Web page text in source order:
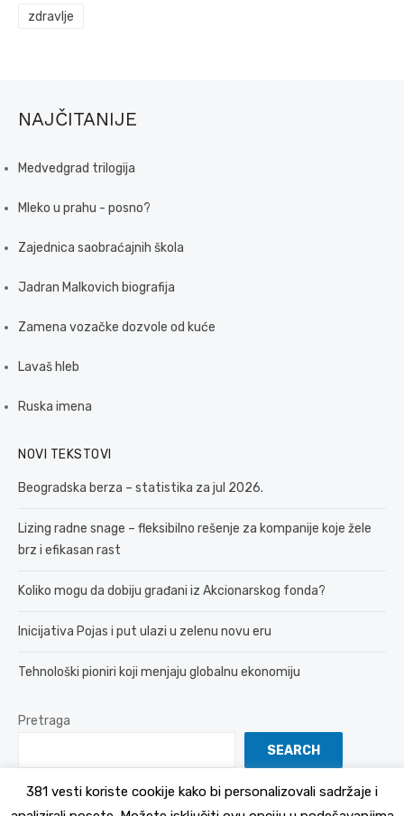
zdravlje
NAJČITANIJE
Medvedgrad trilogija
Mleko u prahu - posno?
Zajednica saobraćajnih škola
Jadran Malkovich biografija
Zamena vozačke dozvole od kuće
Lavaš hleb
Ruska imena
NOVI TEKSTOVI
Beogradska berza – statistika za jul 2026.
Lizing radne snage – fleksibilno rešenje za kompanije koje žele
brz i efikasan rast
Koliko mogu da dobiju građani iz Akcionarskog fonda?
Inicijativa Pojas i put ulazi u zelenu novu eru
Tehnološki pioniri koji menjaju globalnu ekonomiju
Pretraga
SEARCH
381 vesti koriste cookije kako bi personalizovali sadržaje i